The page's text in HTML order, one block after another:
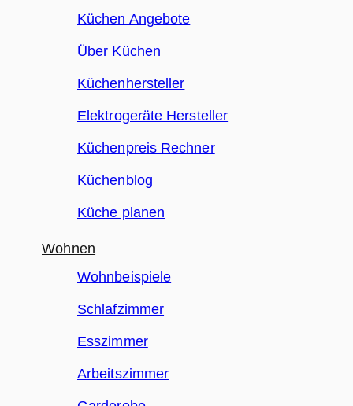
Küchen Angebote
Über Küchen
Küchenhersteller
Elektrogeräte Hersteller
Küchenpreis Rechner
Küchenblog
Küche planen
Wohnen
Wohnbeispiele
Schlafzimmer
Esszimmer
Arbeitszimmer